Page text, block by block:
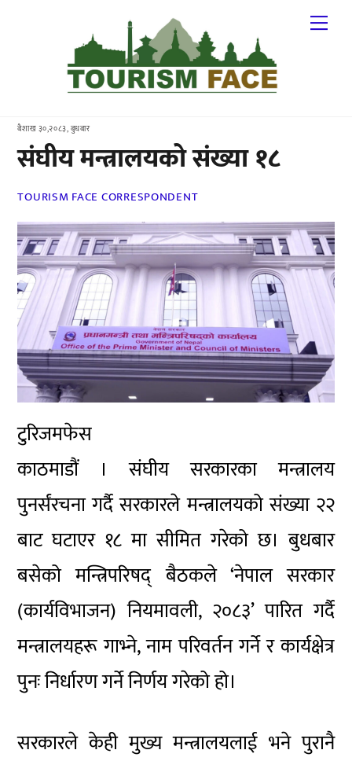
बैशाख ३०,२०८३, बुधबार
संघीय मन्त्रालयको संख्या १८
TOURISM FACE CORRESPONDENT
टुरिजमफेस
काठमाडौं । संघीय सरकारका मन्त्रालय
पुनर्संरचना गर्दै सरकारले मन्त्रालयको संख्या २२
बाट घटाएर १८ मा सीमित गरेको छ। बुधबार
बसेको मन्त्रिपरिषद् बैठकले ‘नेपाल सरकार
(कार्यविभाजन) नियमावली, २०८३’ पारित गर्दै
मन्त्रालयहरू गाभ्ने, नाम परिवर्तन गर्ने र कार्यक्षेत्र
पुनः निर्धारण गर्ने निर्णय गरेको हो।
सरकारले केही मुख्य मन्त्रालयलाई भने पुरानै